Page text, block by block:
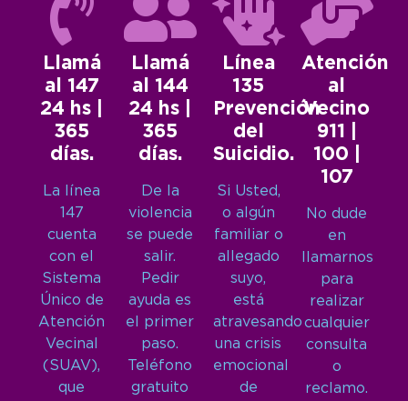
Llamá
al 147
24 hs |
365
días.
La línea
147
cuenta
con el
Sistema
Único de
Atención
Vecinal
(SUAV),
que
Llamá
al 144
24 hs |
365
días.
De la
violencia
se puede
salir.
Pedir
ayuda es
el primer
paso.
Teléfono
gratuito
Línea
135
Prevención
del
Suicidio.
Si Usted,
o algún
familiar o
allegado
suyo,
está
atravesando
una crisis
emocional
de
Atención
al
Vecino
911 |
100 |
107
No dude
en
llamarnos
para
realizar
cualquier
consulta
o
reclamo.